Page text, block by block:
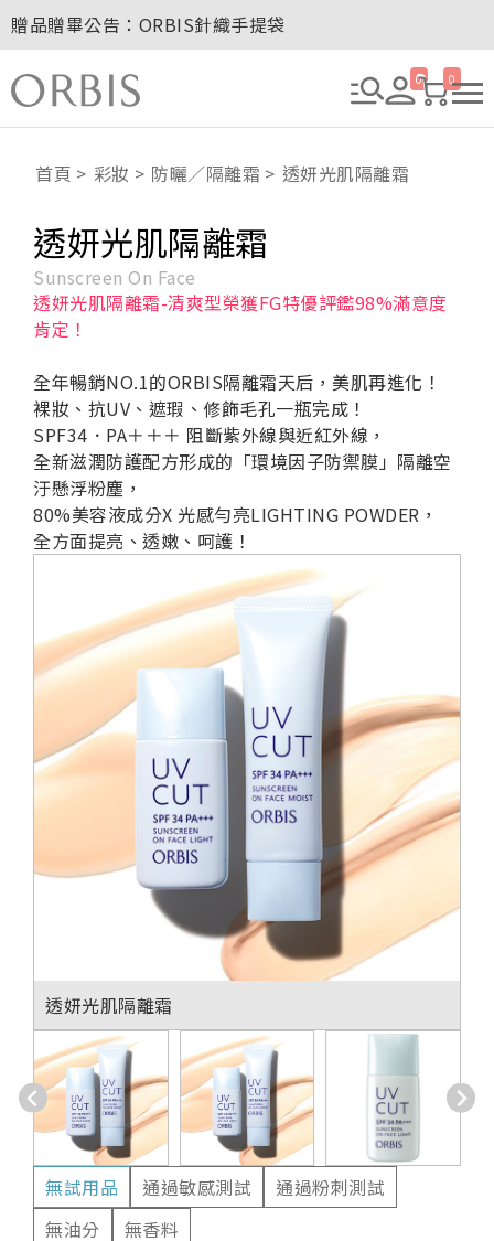
贈品贈畢公告：ORBIS針織手提袋
玉山卡友獨享優惠！2026年刷卡滿額送百元購物金！
2027年清新會員募集開跑！
8/1~8/8．紅利點數8倍送！
贈品贈畢公告：ORBIS大理石紋午茶杯
0 0
首頁 彩妝 防曬／隔離霜 透妍光肌隔離霜
透妍光肌隔離霜
Sunscreen On Face
透妍光肌隔離霜-清爽型榮獲FG特優評鑑98%滿意度
肯定！
全年暢銷NO.1的ORBIS隔離霜天后，美肌再進化！
裸妝、抗UV、遮瑕、修飾毛孔一瓶完成！
SPF34．PA＋＋＋ 阻斷紫外線與近紅外線，
全新滋潤防護配方形成的「環境因子防禦膜」隔離空
汙懸浮粉塵，
80%美容液成分X 光感勻亮LIGHTING POWDER，
全方面提亮、透嫩、呵護！
透妍光肌隔離霜
無試用品 通過敏感測試
通過粉刺測試
無油分
無香料